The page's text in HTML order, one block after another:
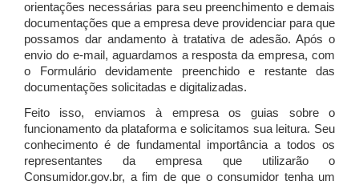
orientações necessárias para seu preenchimento e demais
documentações que a empresa deve providenciar para que
possamos dar andamento à tratativa de adesão. Após o
envio do e-mail, aguardamos a resposta da empresa, com
o Formulário devidamente preenchido e restante das
documentações solicitadas e digitalizadas.
Feito isso, enviamos à empresa os guias sobre o
funcionamento da plataforma e solicitamos sua leitura. Seu
conhecimento é de fundamental importância a todos os
representantes da empresa que utilizarão o
Consumidor.gov.br, a fim de que o consumidor tenha um